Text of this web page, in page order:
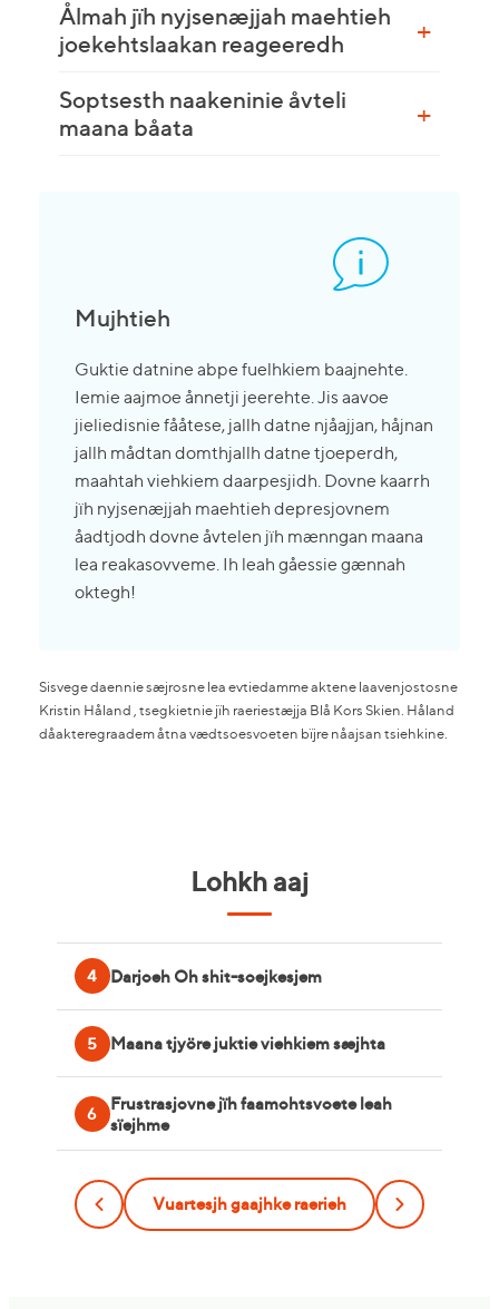
Ålmah jïh nyjsenæjjah maehtieh
joekehtslaakan reageeredh
Soptsesth naakeninie åvteli
maana båata
Mujhtieh
Guktie datnine abpe fuelhkiem baajnehte.
Iemie aajmoe ånnetji jeerehte. Jis aavoe
jieliedisnie fååtese, jallh datne njåajjan, håjnan
jallh mådtan domthjallh datne tjoeperdh,
maahtah viehkiem daarpesjidh. Dovne kaarrh
jïh nyjsenæjjah maehtieh depresjovnem
åadtjodh dovne åvtelen jïh mænngan maana
lea reakasovveme. Ih leah gåessie gænnah
oktegh!
Sisvege daennie sæjrosne lea evtiedamme aktene laavenjostosne
Kristin Håland , tsegkietnie jïh raeriestæjja Blå Kors Skien. Håland
dåakteregraadem åtna vædtsoesvoeten bïjre nåajsan tsiehkine.
Lohkh aaj
4 Darjoeh Oh shit-soejkesjem
5 Maana tjyöre juktie viehkiem sæjhta
6
Frustrasjovne jïh faamohtsvoete leah
sïejhme
Vuartesjh gaajhke raerieh